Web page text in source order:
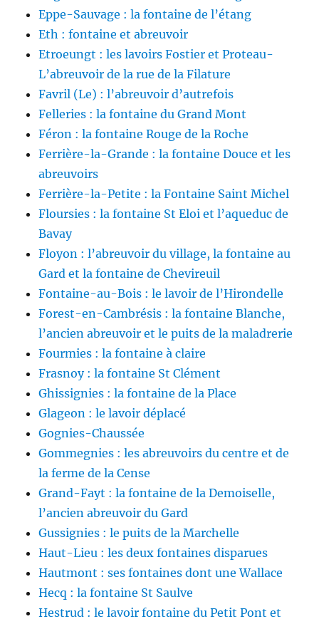
Eppe-Sauvage : la fontaine de l’étang
Eth : fontaine et abreuvoir
Etroeungt : les lavoirs Fostier et Proteau-
L’abreuvoir de la rue de la Filature
Favril (Le) : l’abreuvoir d’autrefois
Felleries : la fontaine du Grand Mont
Féron : la fontaine Rouge de la Roche
Ferrière-la-Grande : la fontaine Douce et les
abreuvoirs
Ferrière-la-Petite : la Fontaine Saint Michel
Floursies : la fontaine St Eloi et l’aqueduc de
Bavay
Floyon : l’abreuvoir du village, la fontaine au
Gard et la fontaine de Chevireuil
Fontaine-au-Bois : le lavoir de l’Hirondelle
Forest-en-Cambrésis : la fontaine Blanche,
l’ancien abreuvoir et le puits de la maladrerie
Fourmies : la fontaine à claire
Frasnoy : la fontaine St Clément
Ghissignies : la fontaine de la Place
Glageon : le lavoir déplacé
Gognies-Chaussée
Gommegnies : les abreuvoirs du centre et de
la ferme de la Cense
Grand-Fayt : la fontaine de la Demoiselle,
l’ancien abreuvoir du Gard
Gussignies : le puits de la Marchelle
Haut-Lieu : les deux fontaines disparues
Hautmont : ses fontaines dont une Wallace
Hecq : la fontaine St Saulve
Hestrud : le lavoir fontaine du Petit Pont et